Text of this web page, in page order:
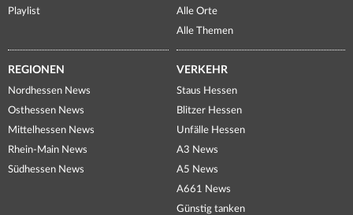
Playlist
Alle Orte
Alle Themen
REGIONEN
Nordhessen News
Osthessen News
Mittelhessen News
Rhein-Main News
Südhessen News
VERKEHR
Staus Hessen
Blitzer Hessen
Unfälle Hessen
A3 News
A5 News
A661 News
Günstig tanken